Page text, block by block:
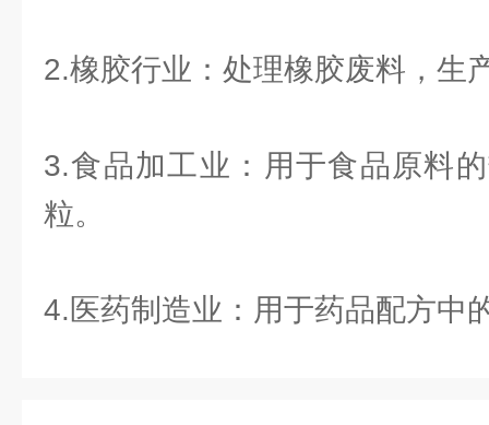
2.橡胶行业：处理橡胶废料，生
3.食品加工业：用于食品原料
粒。
4.医药制造业：用于药品配方中